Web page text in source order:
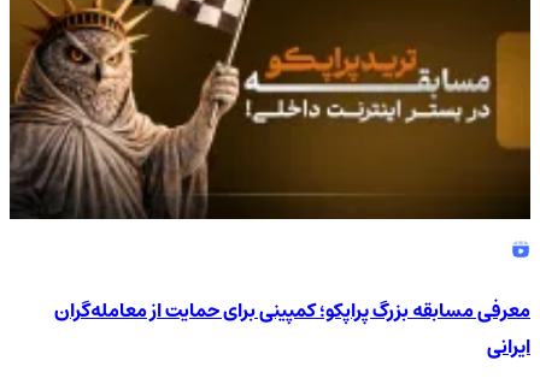
معرفی مسابقه بزرگ پراپکو؛ کمپینی برای حمایت از معامله‌گران
ایرانی